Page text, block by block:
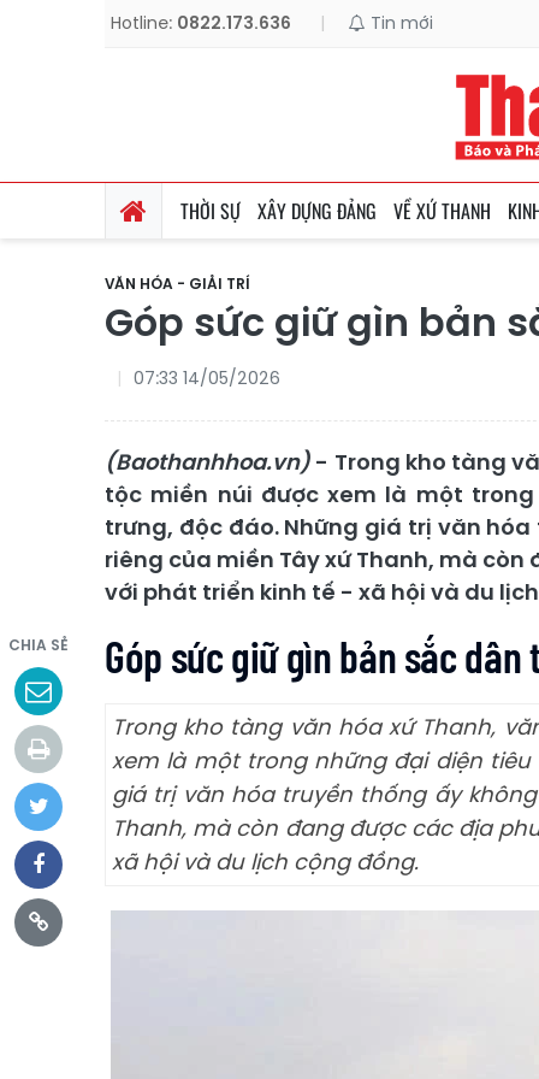
Hotline: 0822.173.636 | Tin mới
THỜI SỰ XÂY DỰNG ĐẢNG VỀ XỨ THANH
VĂN HÓA - GIẢI TRÍ
Góp sức giữ gìn bản
07:33 14/05/2026
(Baothanhhoa.vn) - Trong kho tàng
tộc miền núi được xem là một
trưng, độc đáo. Những giá trị văn
riêng của miền Tây xứ Thanh, mà
với phát triển kinh tế - xã hội và du
CHIA SẺ Góp sức giữ gìn bản sắc dân
Trong kho tàng văn hóa xứ Thanh,
xem là một trong những đại diện
giá trị văn hóa truyền thống ấy
Thanh, mà còn đang được các địa
xã hội và du lịch cộng đồng.